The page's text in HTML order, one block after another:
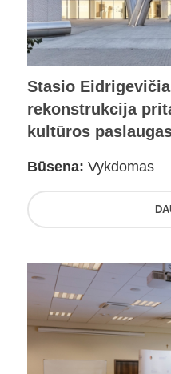
Stasio
rekonstrukcija
kultūros
Būsena: Vykdomas